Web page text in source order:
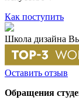
Как поступить
Школа дизайна
Оставить отзыв
Обращения